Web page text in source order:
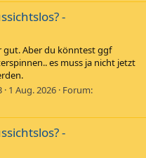
-
gut. Aber du könntest ggf
es muss ja nicht jetzt
1 Aug. 2026 Forum:
-